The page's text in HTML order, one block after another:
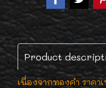
Product
เนื่องจากทองคำ ราค